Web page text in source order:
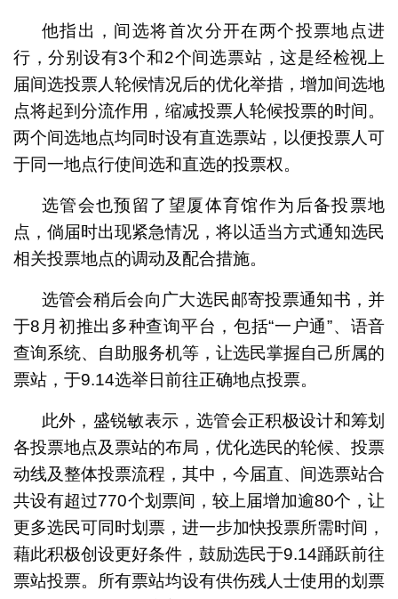
他指出，间选将首次分开在两个投票地点进
行，分别设有3个和2个间选票站，这是经检视上
届间选投票人轮候情况后的优化举措，增加间选地
点将起到分流作用，缩减投票人轮候投票的时间。
两个间选地点均同时设有直选票站，以便投票人可
于同一地点行使间选和直选的投票权。
选管会也预留了望厦体育馆作为后备投票地
点，倘届时出现紧急情况，将以适当方式通知选民
相关投票地点的调动及配合措施。
选管会稍后会向广大选民邮寄投票通知书，并
于8月初推出多种查询平台，包括“一户通”、语音
查询系统、自助服务机等，让选民掌握自己所属的
票站，于9.14选举日前往正确地点投票。
此外，盛锐敏表示，选管会正积极设计和筹划
各投票地点及票站的布局，优化选民的轮候、投票
动线及整体投票流程，其中，今届直、间选票站合
共设有超过770个划票间，较上届增加逾80个，让
更多选民可同时划票，进一步加快投票所需时间，
藉此积极创设更好条件，鼓励选民于9.14踊跃前往
票站投票。所有票站均设有供伤残人士使用的划票